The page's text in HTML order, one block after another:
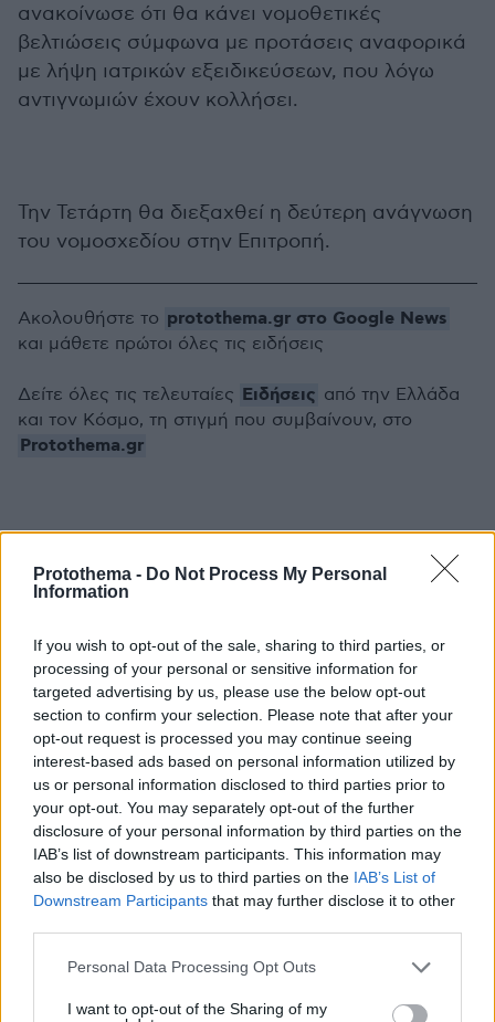
Protothema - Do Not Process My Personal
Information
If you wish to opt-out of the sale, sharing to third parties, or
processing of your personal or sensitive information for
targeted advertising by us, please use the below opt-out
section to confirm your selection. Please note that after your
opt-out request is processed you may continue seeing
interest-based ads based on personal information utilized by
us or personal information disclosed to third parties prior to
your opt-out. You may separately opt-out of the further
disclosure of your personal information by third parties on the
IAB’s list of downstream participants. This information may
also be disclosed by us to third parties on the IAB’s List of
Downstream Participants that may further disclose it to other
Please note that this website/app uses one or more Google
not limited to your visit or usage behaviour. You may click to
Personal Data Processing Opt Outs
I want to opt-out of the Sharing of my
ανακοίνωσε ότι θα κάνει νομοθετικές
βελτιώσεις σύμφωνα με προτάσεις αναφορικά
με λήψη ιατρικών εξειδικεύσεων, που λόγω
αντιγνωμιών έχουν κολλήσει.
Την Τετάρτη θα διεξαχθεί η δεύτερη ανάγνωση
του νομοσχεδίου στην Επιτροπή.
Ακολουθήστε το protothema.gr στο Google News
και μάθετε πρώτοι όλες τις ειδήσεις
Δείτε όλες τις τελευταίες Ειδήσεις από την Ελλάδα
και τον Κόσμο, τη στιγμή που συμβαίνουν, στο
Protothema.gr
Ειδήσεις
Χατζηδάκης για Ράμφο: Η πνευματική παρακαταθήκη
του θα μείνει πάντα ζωντανή
πριν 13 λεπτά
Ο Λευτέρης Πανταζής και η Κόνι Μεταξά
φωτογραφίζονται αγκαλιά με φόντο το ηλιοβασίλεμα
πριν 15 λεπτά
Η ζωή που κυλά γαλήνια στα καλά ξενοδοχεία που
βρίσκονται σε λίμνες
πριν 16 λεπτά
Wanderlove: Γινόμαστε όντως πιο ελκυστικοί το
καλοκαίρι;
πριν 20 λεπτά
αδέσποτης γάτας
πριν 20 λεπτά